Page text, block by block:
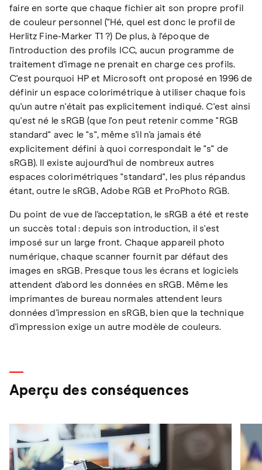
faire en sorte que chaque fichier ait son propre profil
de couleur personnel ("Hé, quel est donc le profil de
Herlitz Fine-Marker T1 ?) De plus, à l'époque de
l'introduction des profils ICC, aucun programme de
traitement d'image ne prenait en charge ces profils.
C'est pourquoi HP et Microsoft ont proposé en 1996 de
définir un espace colorimétrique à utiliser chaque fois
qu'un autre n'était pas explicitement indiqué. C'est ainsi
qu'est né le sRGB (que l'on peut retenir comme "RGB
standard" avec le "s", même s'il n'a jamais été
explicitement défini à quoi correspondait le "s" de
sRGB). Il existe aujourd'hui de nombreux autres
espaces colorimétriques "standard", les plus répandus
étant, outre le sRGB, Adobe RGB et ProPhoto RGB.
Du point de vue de l'acceptation, le sRGB a été et reste
un succès total : depuis son introduction, il s'est
imposé sur un large front. Chaque appareil photo
numérique, chaque scanner fournit par défaut des
images en sRGB. Presque tous les écrans et logiciels
attendent d'abord les données en sRGB. Même les
imprimantes de bureau normales attendent leurs
données d'impression en sRGB, bien que la technique
d'impression exige un autre modèle de couleurs.
Aperçu des conséquences